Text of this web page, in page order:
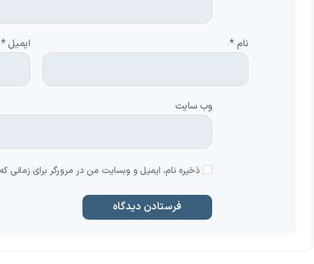
نام* ایمیل*
وب‌ سایت
ذخیره نام، ایمیل و وبسایت من در مرورگر برای زمانی